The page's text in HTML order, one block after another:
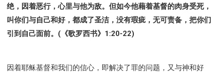
绝，因着恶行，心里与他为敌。但如今他藉着基督的肉身受死，
叫你们与自己和好，都成了圣洁，没有瑕疵，无可责备，把你们
引到自己面前。(《歌罗西书》1:20-22)
因着耶稣基督和我们的信心，即解决了罪的问题，又与神和好